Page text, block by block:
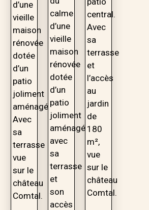
d’une
vieille
maison
rénovée
dotée
d’un
patio
joliment
aménagé.
Avec
sa
terrasse
vue
sur le
château
Comtal.
calme
d’une
vieille
maison
rénovée
dotée
d’un
patio
joliment
aménagé
avec
sa
terrasse
et
son
accès
central.
Avec
sa
terrasse
et
l’accès
au
jardin
de
180
m²,
vue
sur le
château
Comtal.